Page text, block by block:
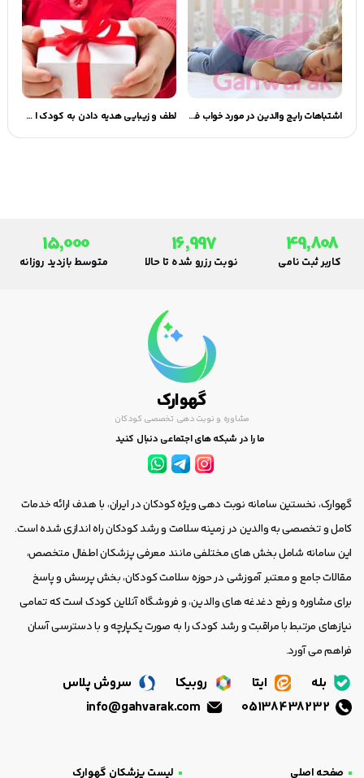
اشتباهات رايج والدين در مورد خواب فرزندشان | گهوارک لطف و زیبایی هدیه دادن به کودک | گهوارک
49,808
کاربر ثبت نامی
16,997
نوبت رزرو شده تا حالا
15,000
متوسط بازدید روزانه
گهوارک
مشاوره و نوبت دهی تخصصی کودکان
ما را در شبکه های اجتماعی دنبال کنید
گهوارک، نخستین سامانه نوبت دهی ویژه کودکان در ایران، با هدف ارائه خدمات
کامل و تخصصی به والدین در زمینه سلامت و رشد کودکان راه اندازی شده است.
این سامانه شامل بخش های مختلفی مانند معرفی پزشکان اطفال متخصص،
مقالات جامع و معتبر آموزشی در حوزه سلامت کودکان، بخش پرسش و پاسخ
برای مشاوره و رفع دغدغه های والدین، و فروشگاه آنلاین کودک است که تمامی
نیازهای مرتبط با مراقبت و رشد کودک را به صورت یکپارچه و با دسترسی آسان
فراهم می آورد.
بله ایتا روبیکا
سروش پلاس
صفحه اصلی لیست پزشکان گهوارک